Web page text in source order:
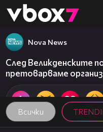
👾
Всички
Nova News
След Великденските
претоварваме
23:12